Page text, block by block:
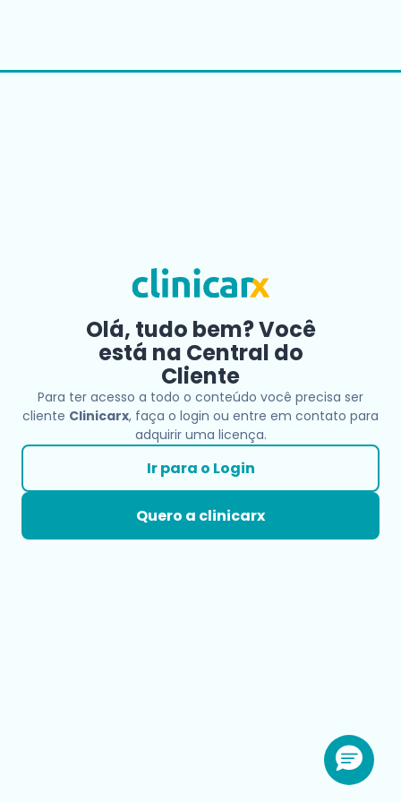
Olá, tudo bem? Você
está na Central do
Cliente
Para ter acesso a todo o conteúdo você precisa ser
cliente Clinicarx, faça o login ou entre em contato para
adquirir uma licença.
Ir para o Login
Quero a clinicarx